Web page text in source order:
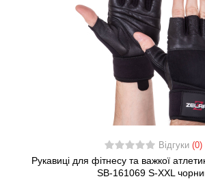
Відгуки (0)
Рукавиці для фітнесу та важкої
SB-161069 S-XXL